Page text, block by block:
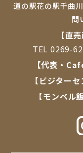
道の駅花の駅千曲
問
【直
TEL 0269-
【代表・
【ビジターセ
【モンベル